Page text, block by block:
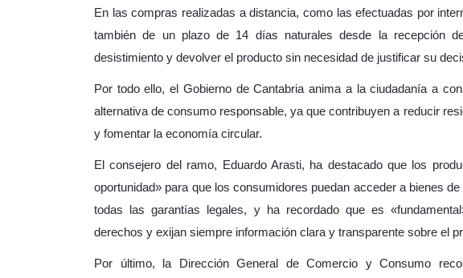
En las compras realizadas a distancia, como las efectuadas por
también de un plazo de 14 días naturales desde la recepción
desistimiento y devolver el producto sin necesidad de justificar su
Por todo ello, el Gobierno de Cantabria anima a la ciudadanía a
alternativa de consumo responsable, ya que contribuyen a reducir
y fomentar la economía circular.
El consejero del ramo, Eduardo Arasti, ha destacado que los
oportunidad» para que los consumidores puedan acceder a bienes
todas las garantías legales, y ha recordado que es
derechos y exijan siempre información clara y transparente sobre el
Por último, la Dirección General de Comercio y Consumo